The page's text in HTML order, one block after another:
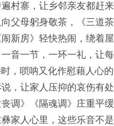
村寨，让乡邻亲友都赶
向父母躬身敬茶，《三道
新房》轻快热闹，绕着
音一节，一环一礼，让
，唢呐又化作慰藉人心
，让家人压抑的哀伤有
调》《隔魂调》庄重平
家人心里，这些乐音不